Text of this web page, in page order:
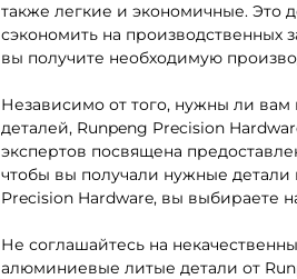
также легкие и экономичные. Это
сэкономить на производственных
вы получите необходимую
Независимо от того, нужны ли
деталей, Runpeng Precision
экспертов посвящена
чтобы вы получали нужные
Precision Hardware, вы выбираете
Не соглашайтесь на
алюминиевые литые детали от